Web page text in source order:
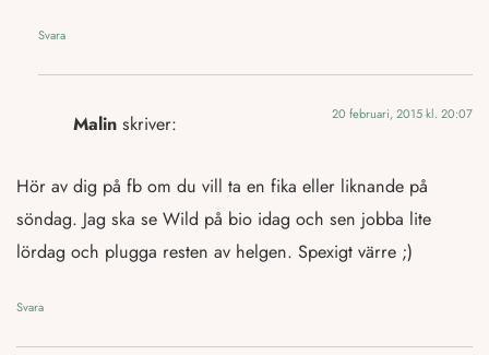
Svara
Malin skriver: 20 februari, 2015 kl. 20:07
Hör av dig på fb om du vill ta en fika eller liknande på
söndag. Jag ska se Wild på bio idag och sen jobba lite
lördag och plugga resten av helgen. Spexigt värre ;)
Svara